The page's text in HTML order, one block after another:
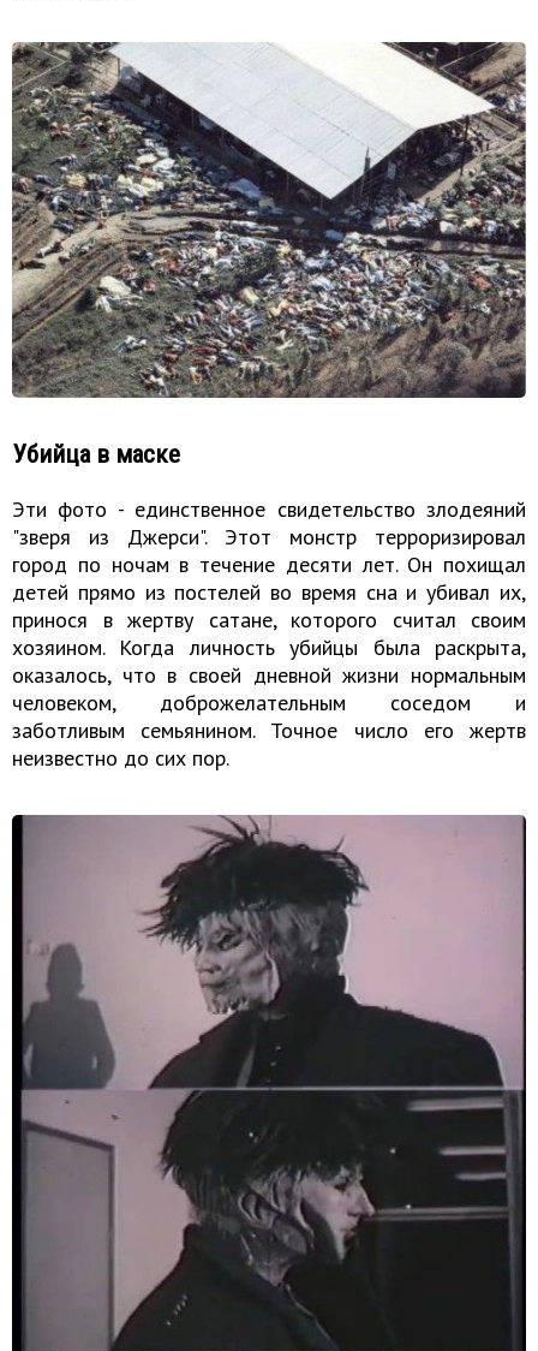
Убийца в маске
Эти фото - единственное свидетельство злодеяний
"зверя из Джерси". Этот монстр терроризировал
город по ночам в течение десяти лет. Он похищал
детей прямо из постелей во время сна и убивал их,
принося в жертву сатане, которого считал своим
хозяином. Когда личность убийцы была раскрыта,
оказалось, что в своей дневной жизни нормальным
человеком, доброжелательным соседом и
заботливым семьянином. Точное число его жертв
неизвестно до сих пор.